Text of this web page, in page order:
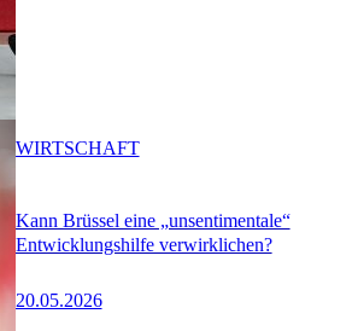
Kann Brüssel eine „unsentimentale“
Entwicklungshilfe verwirklichen?
20.05.2026
WIRTSCHAFT